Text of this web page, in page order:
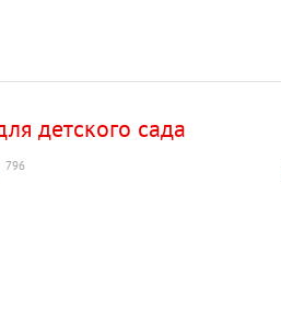
детского сада
796